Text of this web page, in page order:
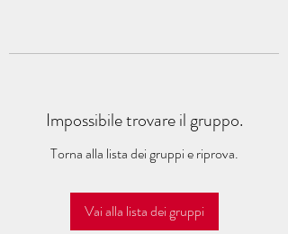
Impossibile trovare il gruppo.
Torna alla lista dei gruppi e riprova.
Vai alla lista dei gruppi